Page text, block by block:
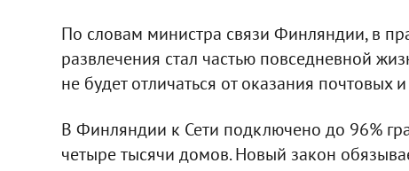
По словам министра связи Финляндии, в
развлечения стал частью повседневной
не будет отличаться от оказания почтовых
В Финляндии к Сети подключено до 96%
четыре тысячи домов. Новый закон